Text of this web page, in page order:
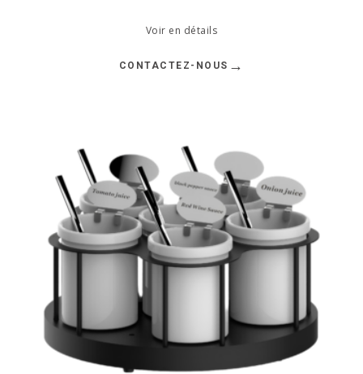
CONTACTEZ-NOUS →
Voir en détails